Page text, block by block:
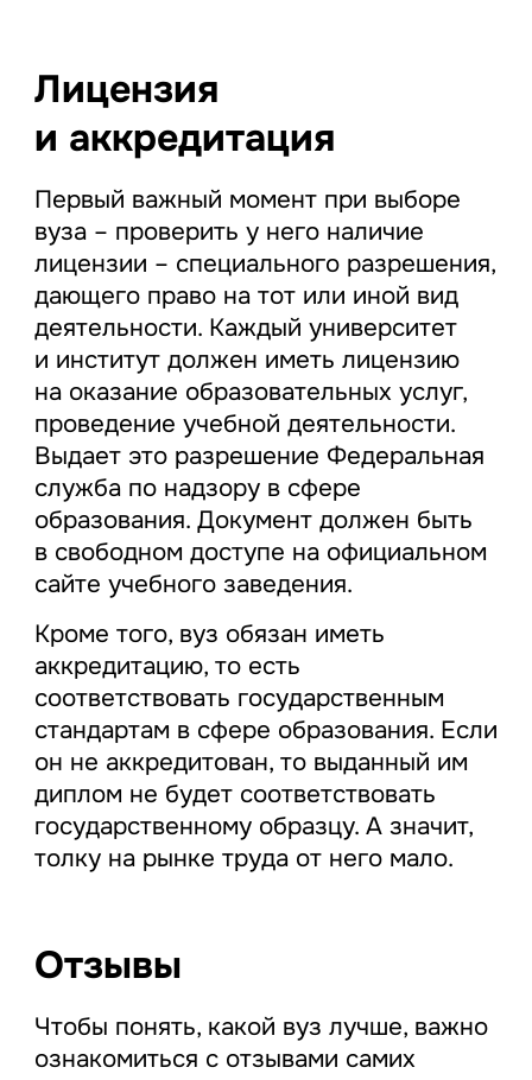
Лицензия
и аккредитация
Первый важный момент при выборе
вуза – проверить у него наличие
лицензии – специального разрешения,
дающего право на тот или иной вид
деятельности. Каждый университет
и институт должен иметь лицензию
на оказание образовательных услуг,
проведение учебной деятельности.
Выдает это разрешение Федеральная
служба по надзору в сфере
образования. Документ должен быть
в свободном доступе на официальном
сайте учебного заведения.
Кроме того, вуз обязан иметь
аккредитацию, то есть
соответствовать государственным
стандартам в сфере образования. Если
он не аккредитован, то выданный им
диплом не будет соответствовать
государственному образцу. А значит,
толку на рынке труда от него мало.
Отзывы
Чтобы понять, какой вуз лучше, важно
ознакомиться с отзывами самих